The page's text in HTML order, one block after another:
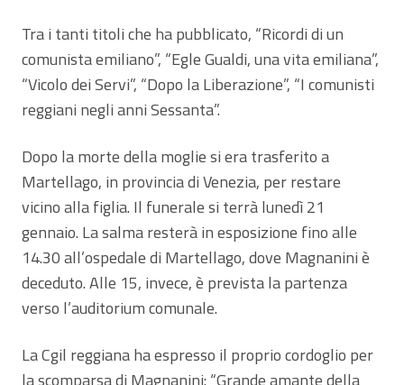
Tra i tanti titoli che ha pubblicato, “Ricordi di un
comunista emiliano”, “Egle Gualdi, una vita emiliana”,
“Vicolo dei Servi”, “Dopo la Liberazione”, “I comunisti
reggiani negli anni Sessanta”.
Dopo la morte della moglie si era trasferito a
Martellago, in provincia di Venezia, per restare
vicino alla figlia. Il funerale si terrà lunedì 21
gennaio. La salma resterà in esposizione fino alle
14.30 all’ospedale di Martellago, dove Magnanini è
deceduto. Alle 15, invece, è prevista la partenza
verso l’auditorium comunale.
La Cgil reggiana ha espresso il proprio cordoglio per
la scomparsa di Magnanini: “Grande amante della